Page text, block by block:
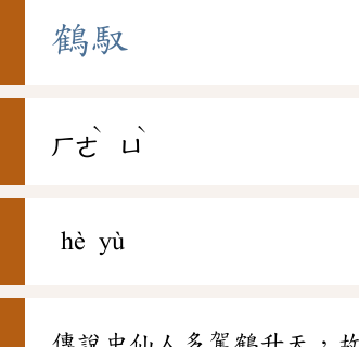
鶴馭
ㄏㄜ
ˋ
ㄩ
ˋ
hè yù